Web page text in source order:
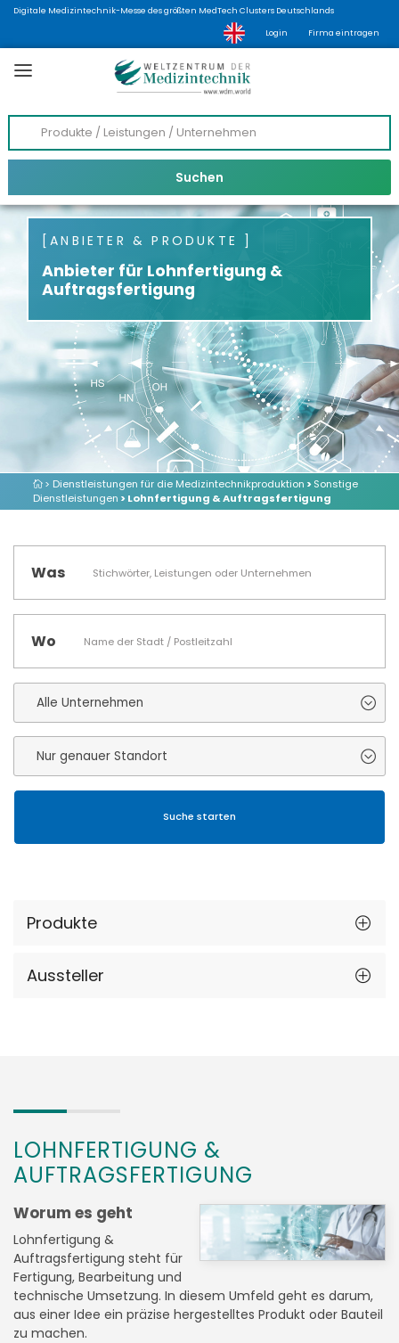
Digitale Medizintechnik-Messe des größten MedTech Clusters Deutschlands
Login Firma eintragen
ANBIETER & PRODUKTE
Anbieter für Lohnfertigung &
Auftragsfertigung
> Dienstleistungen für die Medizintechnikproduktion >Sonstige
Dienstleistungen > Lohnfertigung & Auftragsfertigung
Was
Wo
Produkte
Aussteller
LOHNFERTIGUNG &
AUFTRAGSFERTIGUNG
Worum es geht
Lohnfertigung &
Auftragsfertigung steht für
Fertigung, Bearbeitung und
technische Umsetzung. In diesem Umfeld geht es darum,
aus einer Idee ein präzise hergestelltes Produkt oder Bauteil
zu machen.